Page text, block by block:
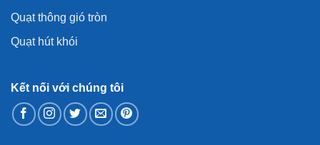
Quạt thông gió tròn
Quạt hút khói
Kết nối với chúng tôi